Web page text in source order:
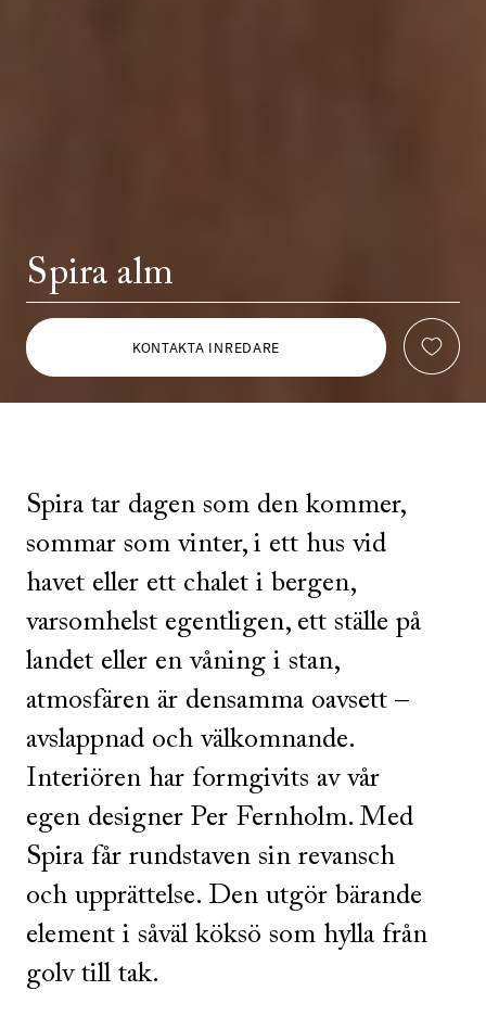
Spira alm
KONTAKTA INREDARE
Spira tar dagen som den kommer,
sommar som vinter, i ett hus vid
havet eller ett chalet i bergen,
varsomhelst egentligen, ett ställe på
landet eller en våning i stan,
atmosfären är densamma oavsett –
avslappnad och välkomnande.
Interiören har formgivits av vår
egen designer Per Fernholm. Med
Spira får rundstaven sin revansch
och upprättelse. Den utgör bärande
element i såväl köksö som hylla från
golv till tak.